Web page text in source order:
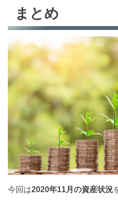
まとめ
今回は2020年11月の資産状況